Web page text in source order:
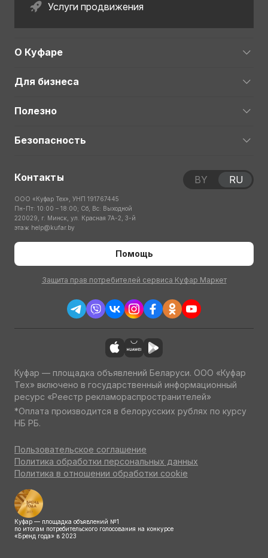
Услуги продвижения
О Куфаре
Для бизнеса
Полезно
Безопасность
Контакты
ООО «Куфар Тех», УНП 191767445
Пн-Пт: 10:00 – 18:00; Сб, Вс: Выходной
220029, г. Минск, ул. Красная 7А-2, 3-й
этаж help@kufar.by
Помощь
Защита прав потребителей сервиса Куфар Маркет
BY RU
Куфар — площадка объявлений Беларуси. ООО «Куфар
Тех» включено в государственный информационный
ресурс «Реестр рекламораспространителей»
*Оплата производится в белорусских рублях по курсу
НБ РБ.
Пользовательское соглашение
Политика обработки персональных данных
Политика в отношении обработки cookie
Куфар — площадка объявлений №1
по итогам потребительского голосования на конкурсе
«Бренд года» в 2023